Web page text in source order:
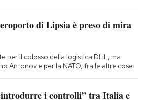
di Lipsia è preso di mira
per il colosso della logistica DHL, ma
Antonov e per la NATO, fra le altre cose
i controlli” tra Italia e